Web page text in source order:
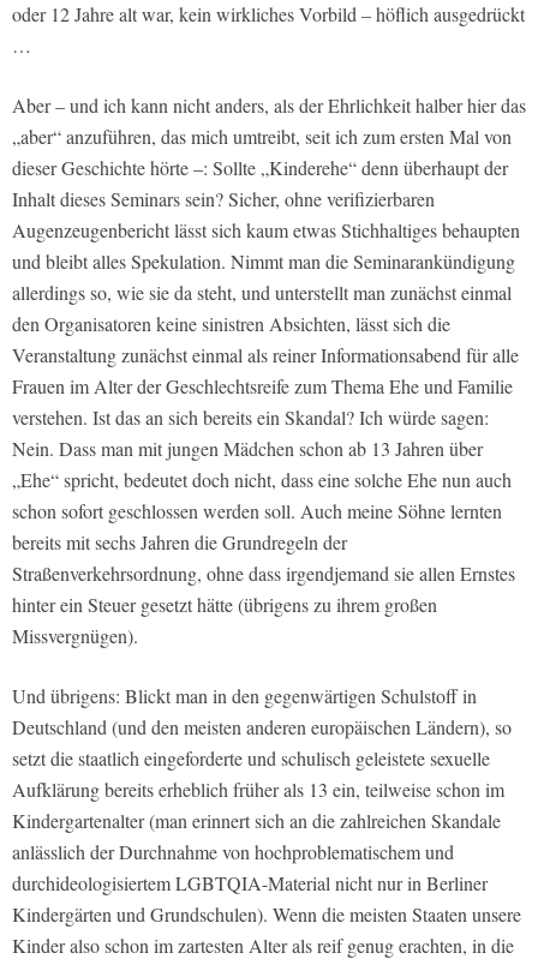
oder 12 Jahre alt war, kein wirkliches Vorbild – höflich ausgedrückt
…
Aber – und ich kann nicht anders, als der Ehrlichkeit halber hier das
„aber“ anzuführen, das mich umtreibt, seit ich zum ersten Mal von
dieser Geschichte hörte –: Sollte „Kinderehe“ denn überhaupt der
Inhalt dieses Seminars sein? Sicher, ohne verifizierbaren
Augenzeugenbericht lässt sich kaum etwas Stichhaltiges behaupten
und bleibt alles Spekulation. Nimmt man die Seminarankündigung
allerdings so, wie sie da steht, und unterstellt man zunächst einmal
den Organisatoren keine sinistren Absichten, lässt sich die
Veranstaltung zunächst einmal als reiner Informationsabend für alle
Frauen im Alter der Geschlechtsreife zum Thema Ehe und Familie
verstehen. Ist das an sich bereits ein Skandal? Ich würde sagen:
Nein. Dass man mit jungen Mädchen schon ab 13 Jahren über
„Ehe“ spricht, bedeutet doch nicht, dass eine solche Ehe nun auch
schon sofort geschlossen werden soll. Auch meine Söhne lernten
bereits mit sechs Jahren die Grundregeln der
Straßenverkehrsordnung, ohne dass irgendjemand sie allen Ernstes
hinter ein Steuer gesetzt hätte (übrigens zu ihrem großen
Missvergnügen).
Und übrigens: Blickt man in den gegenwärtigen Schulstoff in
Deutschland (und den meisten anderen europäischen Ländern), so
setzt die staatlich eingeforderte und schulisch geleistete sexuelle
Aufklärung bereits erheblich früher als 13 ein, teilweise schon im
Kindergartenalter (man erinnert sich an die zahlreichen Skandale
anlässlich der Durchnahme von hochproblematischem und
durchideologisiertem LGBTQIA-Material nicht nur in Berliner
Kindergärten und Grundschulen). Wenn die meisten Staaten unsere
Kinder also schon im zartesten Alter als reif genug erachten, in die